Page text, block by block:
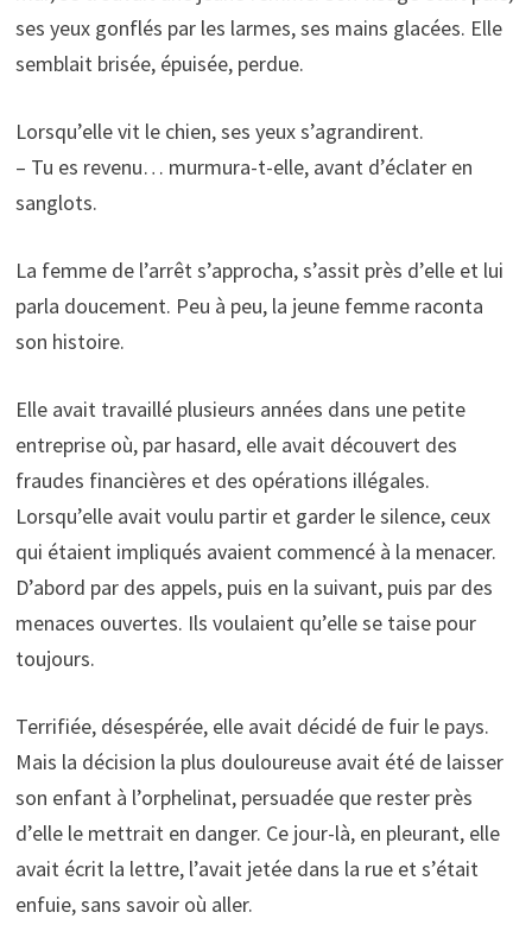
ses yeux gonflés par les larmes, ses mains glacées. Elle
semblait brisée, épuisée, perdue.
Lorsqu’elle vit le chien, ses yeux s’agrandirent.
– Tu es revenu… murmura-t-elle, avant d’éclater en
sanglots.
La femme de l’arrêt s’approcha, s’assit près d’elle et lui
parla doucement. Peu à peu, la jeune femme raconta
son histoire.
Elle avait travaillé plusieurs années dans une petite
entreprise où, par hasard, elle avait découvert des
fraudes financières et des opérations illégales.
Lorsqu’elle avait voulu partir et garder le silence, ceux
qui étaient impliqués avaient commencé à la menacer.
D’abord par des appels, puis en la suivant, puis par des
menaces ouvertes. Ils voulaient qu’elle se taise pour
toujours.
Terrifiée, désespérée, elle avait décidé de fuir le pays.
Mais la décision la plus douloureuse avait été de laisser
son enfant à l’orphelinat, persuadée que rester près
d’elle le mettrait en danger. Ce jour-là, en pleurant, elle
avait écrit la lettre, l’avait jetée dans la rue et s’était
enfuie, sans savoir où aller.